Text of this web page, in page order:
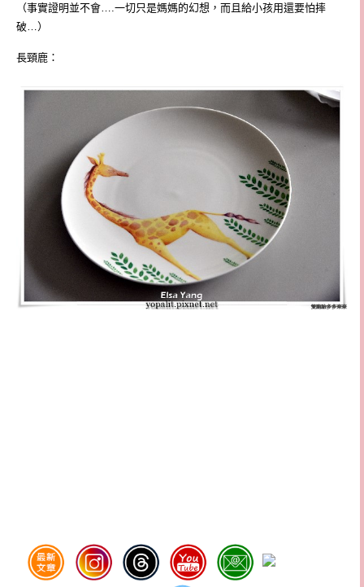
（事實證明並不會….一切只是媽媽的幻想，而且給小孩用還要怕摔
破…）
長頸鹿：